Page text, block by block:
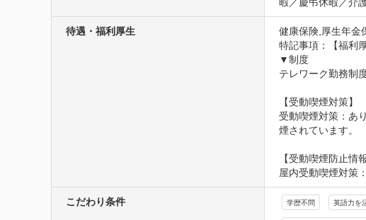
待遇・福利厚生
健康保険,厚生年金
特記事項：【福利厚
▼制度
テレワーク勤務制
【受動喫煙対策】
受動喫煙対策：あ
煙されています。
【受動喫煙防止情報
屋内受動喫煙対策
こだわり条件 学歴不問 英語力を